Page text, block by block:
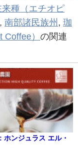
種（エチオピ
, 南部諸民族州 , 珈
） の関連
ホンジュラス エル・